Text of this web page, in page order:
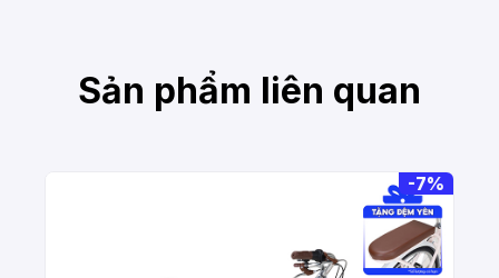
Sản phẩm liên quan
-7%